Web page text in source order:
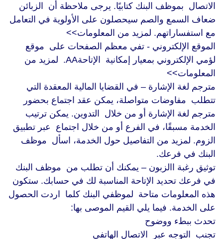
الاتصال بموظف البنك كتابيًا. يرجى ملاحظة أن الزبائن
ضعاف السمع والصم سيحصلون على الأولوية في التعامل
مع استفساراتهم. لمزيد من المعلومات>>
الموقع الإلكتروني - تفي معظم الصفحات على موقع
لؤمي الإلكتروني بمعيار إمكانية الإتاحةAA. لمزيد من
المعلومات>>
مترجم لغة الإشارة – في القضايا المالية المعقدة التي
تتطلب مفاوضات متواصلة، يمكن عقد اجتماع بحضور
مترجم لغة الإشارة أو من خلال التدوين. يمكن ترتيب
الخدمة مسبقًا، في الفرع أو من خلال اجتماع عبر تطبيق
الزوم. لمزيد من التفاصيل حول الخدمة، اسأل موظف
البنك في فرعك.
توثيق رغبة االزبون – يمكنك أن تطلب من موظف البنك
في فرعك تحديد الإتاحة المناسبة لك في حسابك. ستكون
هذه المعلومات متاحة لموظفي البنك كلما اردت الحصول
على الخدمة. فيما يلي القيم الموصى بها:
تحدث ببطء ووضوح
تجنب التوجه عبر الاتصال الهاتفي